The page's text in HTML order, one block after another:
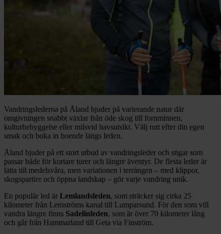
Vandringslederna på Åland bjuder på varierande natur där
omgivningen snabbt växlar från öde skog till fornminnen,
kulturbebyggelse eller milsvid havsutsikt. Välj rutt efter din egen
smak och boka in boende längs leden.
Åland bjuder på ett stort utbud av vandringsleder och stigar som
passar både för kortare turer och längre äventyr. De flesta leder är
lätta till medelsvåra, men variationen i terrängen – med klippor,
skogspartier och öppna landskap – gör varje vandring unik.
En populär led är Lemlandsleden, som sträcker sig cirka 25
kilometer från Lemströms kanal till Lumparsund. För den som vill
vandra längre finns Sadelinleden, som är över 70 kilometer lång
och går från Hammarland till Geta via Finström.